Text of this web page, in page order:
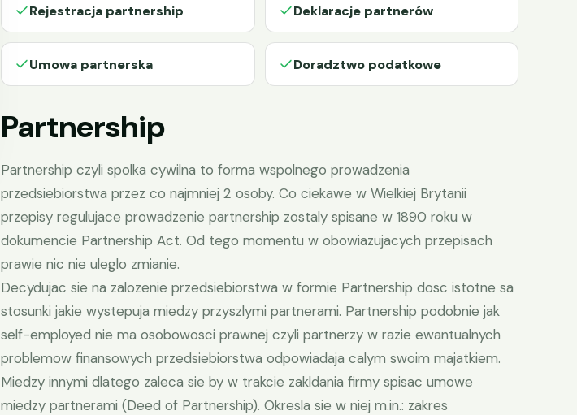
Rejestracja partnership Deklaracje partnerów
Umowa partnerska Doradztwo podatkowe
Partnership
Partnership czyli spolka cywilna to forma wspolnego prowadzenia
przedsiebiorstwa przez co najmniej 2 osoby. Co ciekawe w Wielkiej Brytanii
przepisy regulujace prowadzenie partnership zostaly spisane w 1890 roku w
dokumencie Partnership Act. Od tego momentu w obowiazujacych przepisach
prawie nic nie uleglo zmianie.
Decydujac sie na zalozenie przedsiebiorstwa w formie Partnership dosc istotne sa
stosunki jakie wystepuja miedzy przyszlymi partnerami. Partnership podobnie jak
self-employed nie ma osobowosci prawnej czyli partnerzy w razie ewantualnych
problemow finansowych przedsiebiorstwa odpowiadaja calym swoim majatkiem.
Miedzy innymi dlatego zaleca sie by w trakcie zakldania firmy spisac umowe
miedzy partnerami (Deed of Partnership). Okresla sie w niej m.in.: zakres